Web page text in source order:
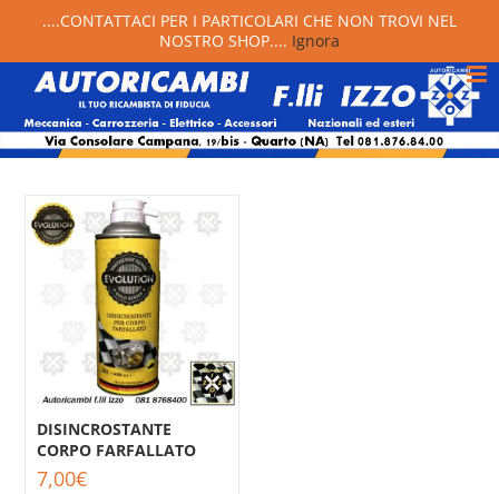
DISINCROSTANTE
CORPO FARFALLATO
7,00€
....CONTATTACI PER I PARTICOLARI CHE NON TROVI NEL
NOSTRO SHOP.... Ignora